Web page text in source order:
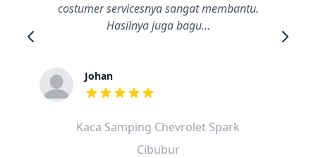
costumer servicesnya sangat membantu.
Hasilnya juga bagu…
Johan
dari ulasan adalah bintang lima
Kaca Samping Chevrolet Spark
Cibubur